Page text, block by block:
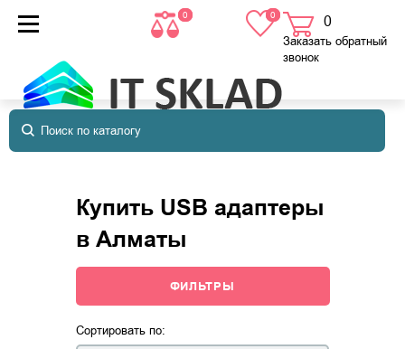
0 0 0
в корзине
Заказать обратный
звонок
Купить USB адаптеры
в Алматы
ФИЛЬТРЫ
Сортировать по: